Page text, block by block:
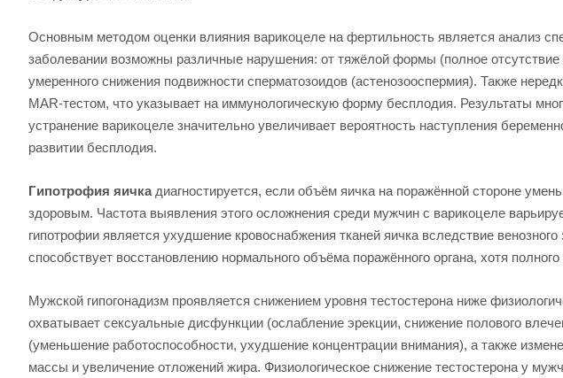
Основным методом оценки влияния варикоцеле на фертильность является анализ
заболевании возможны различные нарушения: от тяжёлой формы (полное
умеренного снижения подвижности сперматозоидов (астенозооспермия). Также
MAR-тестом, что указывает на иммунологическую форму бесплодия. Результаты
устранение варикоцеле значительно увеличивает вероятность наступления
развитии бесплодия.
Гипотрофия яичкадиагностируется, если объём яичка на поражённой стороне
здоровым. Частота выявления этого осложнения среди мужчин с варикоцеле
гипотрофии является ухудшение кровоснабжения тканей яичка вследствие
способствует восстановлению нормального объёма поражённого органа, хотя
Мужской гипогонадизм проявляется снижением уровня тестостерона ниже
охватывает сексуальные дисфункции (ослабление эрекции, снижение полового
(уменьшение работоспособности, ухудшение концентрации внимания), а также
массы и увеличение отложений жира. Физиологическое снижение тестостерона у